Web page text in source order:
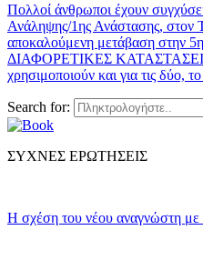
Πολλοί άνθρωποι έχουν
Ανάληψης/1ης Ανάστασης, στον
αποκαλούμενη μετάβαση στην
ΔΙΑΦΟΡΕΤΙΚΕΣ
χρησιμοποιούν και για τις δύο,
Search for:
ΣΥΧΝΕΣ ΕΡΩΤΗΣΕΙΣ
Η σχέση του νέου αναγνώστη με